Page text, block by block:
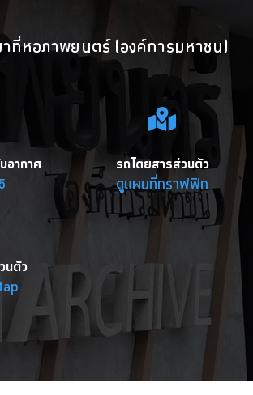
าที่หอภาพยนตร์ (องค์การมหาชน)
อากาศ รถโดยสารส่วนตัว
ดูแผนที่กราฟฟิก
นตัว